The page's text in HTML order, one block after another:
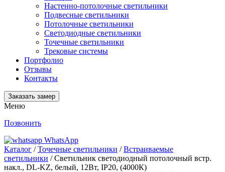
Настенно-потолочные светильники
Подвесные светильники
Потолочные светильники
Светодиодные светильники
Точечные светильники
Трековые системы
Портфолио
Отзывы
Контакты
Заказать замер
Меню
Позвонить
WhatsApp
Каталог /Точечные светильники /Встраиваемые
светильники / Светильник светодиодный потолочный встр.
накл., DL-KZ, белый, 12Вт, IP20, (4000К)